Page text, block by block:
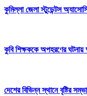
কুমিল্লা জেলা স্টুডেন্টস
‎কুবি শিক্ষককে অপহরণের ঘটনায়
দেশের বিভিন্ন স্থানে বৃষ্টির